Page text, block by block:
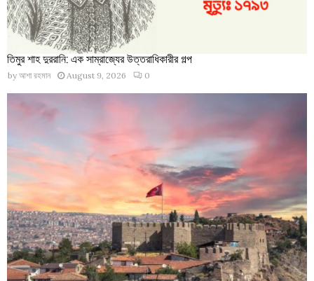
তিমুর শাহ দুররানি: এক সাম্রাজ্যের উত্তরাধিকারীর গল্প
by আশা রহমান August 9, 2026 0